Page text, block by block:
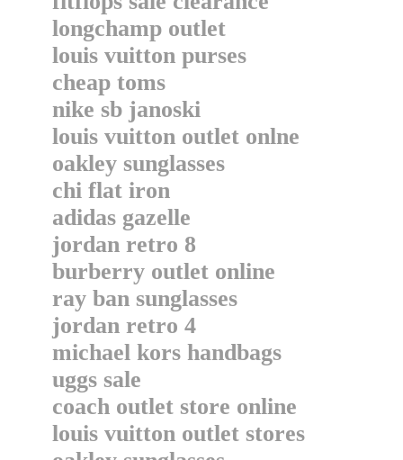
longchamp outlet
louis vuitton purses
cheap toms
nike sb janoski
louis vuitton outlet onlne
oakley sunglasses
chi flat iron
adidas gazelle
jordan retro 8
burberry outlet online
ray ban sunglasses
jordan retro 4
michael kors handbags
uggs sale
coach outlet store online
louis vuitton outlet stores